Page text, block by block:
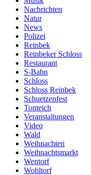
Nachrichten
Natur
News
Polizei
Reinbek
Reinbeker Schloss
Restaurant
S-Bahn
Schloss
Schloss Reinbek
Schuetzenfest
Tonteich
Veranstaltungen
Video
Wald
Weihnachten
Weihnachtsmarkt
Wentorf
Wohltorf